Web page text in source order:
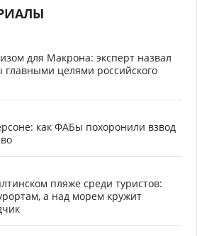
для Макрона: эксперт назвал
главными целями российского
как ФАБы похоронили взвод
пляже среди туристов:
а над морем кружит